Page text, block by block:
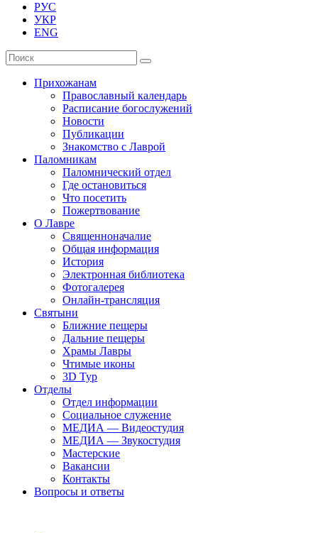
РУС
УКР
ENG
Прихожанам
Православный календарь
Расписание богослужений
Новости
Публикации
Знакомство с Лаврой
Паломникам
Паломнический отдел
Где остановиться
Что посетить
Пожертвование
О Лавре
Священноначалие
Общая информация
История
Электронная библиотека
Фотогалерея
Онлайн-трансляция
Святыни
Ближние пещеры
Дальние пещеры
Храмы Лавры
Чтимые иконы
3D Тур
Отделы
Отдел информации
Социальное служение
МЕДИА — Видеостудия
МЕДИА — Звукостудия
Мастерские
Вакансии
Контакты
Вопросы и ответы